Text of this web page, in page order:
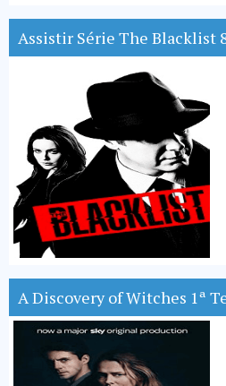
Assistir Série The Blacklist
A Discovery of Witches 1ª